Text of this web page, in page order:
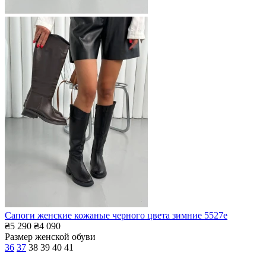
Сапоги женские кожаные черного цвета зимние 5527е
₴5 290 ₴4 090
Размер женской обуви
36 37 38 39 40 41